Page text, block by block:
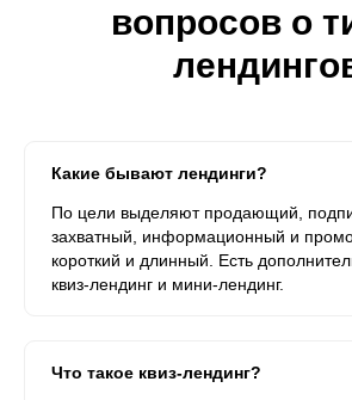
вопросов о
Какие бывают лендинги?
По цели выделяют продающий,
захватный, информационный и
короткий и длинный. Есть
квиз-лендинг и мини-лендинг.
Что такое квиз-лендинг?